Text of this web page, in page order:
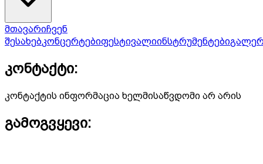
მთავარიჩვენ
შესახებკონცერტებიფესტივალიინსტრუმენტები
კონტაქტი:
კონტაქტის ინფორმაცია ხელმისაწვდომი არ არის
გამოგვყევი: